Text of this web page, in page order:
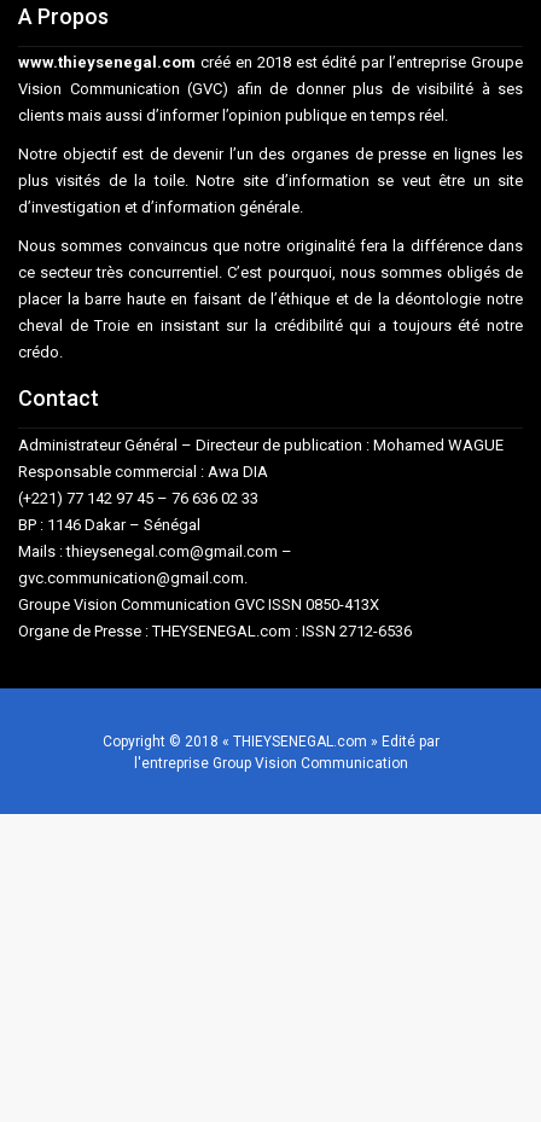
A Propos
www.thieysenegal.com créé en 2018 est édité par l’entreprise Groupe
Vision Communication (GVC) afin de donner plus de visibilité à ses
clients mais aussi d’informer l’opinion publique en temps réel.
Notre objectif est de devenir l’un des organes de presse en lignes les
plus visités de la toile. Notre site d’information se veut être un site
d’investigation et d’information générale.
Nous sommes convaincus que notre originalité fera la différence dans
ce secteur très concurrentiel. C’est pourquoi, nous sommes obligés de
placer la barre haute en faisant de l’éthique et de la déontologie notre
cheval de Troie en insistant sur la crédibilité qui a toujours été notre
crédo.
Contact
Administrateur Général – Directeur de publication : Mohamed WAGUE
Responsable commercial : Awa DIA
(+221) 77 142 97 45 – 76 636 02 33
BP : 1146 Dakar – Sénégal
Mails : thieysenegal.com@gmail.com –
gvc.communication@gmail.com.
Groupe Vision Communication GVC ISSN 0850-413X
Organe de Presse : THEYSENEGAL.com : ISSN 2712-6536
Copyright © 2018 « THIEYSENEGAL.com » Edité par
l'entreprise Group Vision Communication